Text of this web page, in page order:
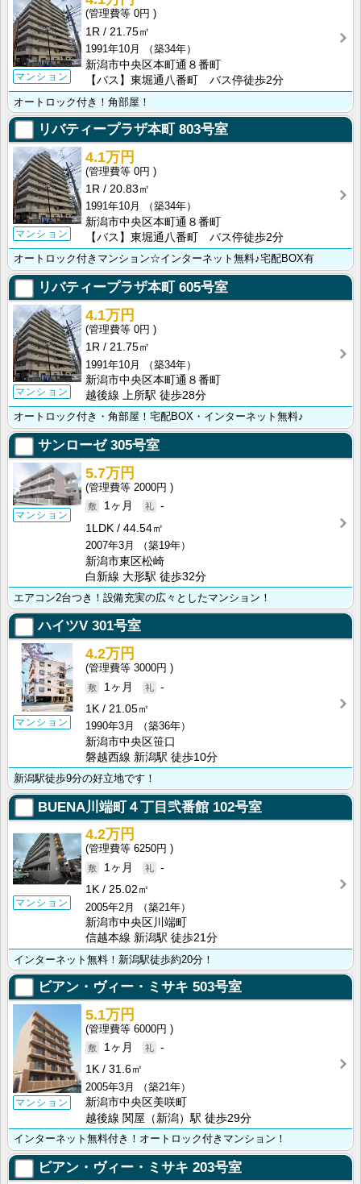
マンション
0円
1R
21.75㎡
1991年10月
（築34年）
新潟市中央区本町通８番町
【バス】東堀通八番町 バス停徒歩2分
オートロック付き！角部屋！
リバティープラザ本町803号室
マンション
4.1万円
0円
1R
20.83㎡
1991年10月
（築34年）
新潟市中央区本町通８番町
【バス】東堀通八番町 バス停徒歩2分
オートロック付きマンション☆インターネット無料♪宅配BOX有
リバティープラザ本町605号室
マンション
4.1万円
0円
1R
21.75㎡
1991年10月
（築34年）
新潟市中央区本町通８番町
越後線 上所駅 徒歩28分
オートロック付き・角部屋！宅配BOX・インターネット無料♪
サンローゼ305号室
マンション
5.7万円
2000円
1ヶ月
-
1LDK
44.54㎡
2007年3月
（築19年）
新潟市東区松崎
白新線 大形駅 徒歩32分
エアコン2台つき！設備充実の広々としたマンション！
ハイツV 301号室
マンション
4.2万円
3000円
1ヶ月
-
1K
21.05㎡
1990年3月
（築36年）
新潟市中央区笹口
磐越西線 新潟駅 徒歩10分
新潟駅徒歩9分の好立地です！
BUENA川端町４丁目弐番館 102号室
マンション
4.2万円
6250円
1ヶ月
-
1K
25.02㎡
2005年2月
（築21年）
新潟市中央区川端町
信越本線 新潟駅 徒歩21分
インターネット無料！新潟駅徒歩約20分！
ビアン・ヴィー・ミサキ 503号室
マンション
5.1万円
6000円
1ヶ月
-
1K
31.6㎡
2005年3月
（築21年）
新潟市中央区美咲町
越後線 関屋（新潟）駅 徒歩29分
インターネット無料付き！オートロック付きマンション！
ビアン・ヴィー・ミサキ 203号室